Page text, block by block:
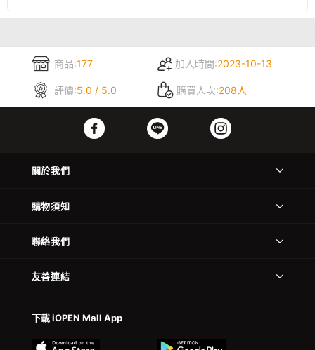
商品:177 加入時間:2023-10-13
評價:5.0 / 5.0 購買人次:208人
關於我們
購物須知
聯絡我們
友善連結
下載 iOPEN Mall App